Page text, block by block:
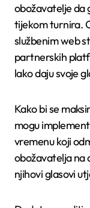
obožavatelje da
tijekom turnira.
službenim web
partnerskih
lako daju svoje
Kako bi se
mogu
vremenu koji
obožavatelja na
njihovi glasovi